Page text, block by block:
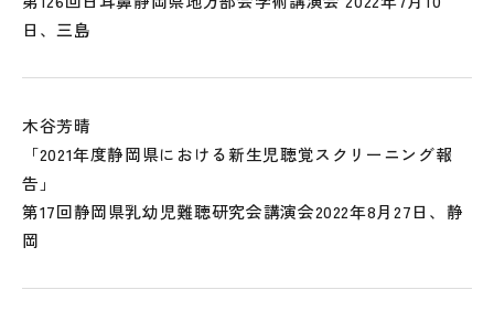
日、三島
木谷芳晴
「2021年度静岡県における新生児聴覚スクリーニング報
告」
第17回静岡県乳幼児難聴研究会講演会2022年8月27日、静
岡